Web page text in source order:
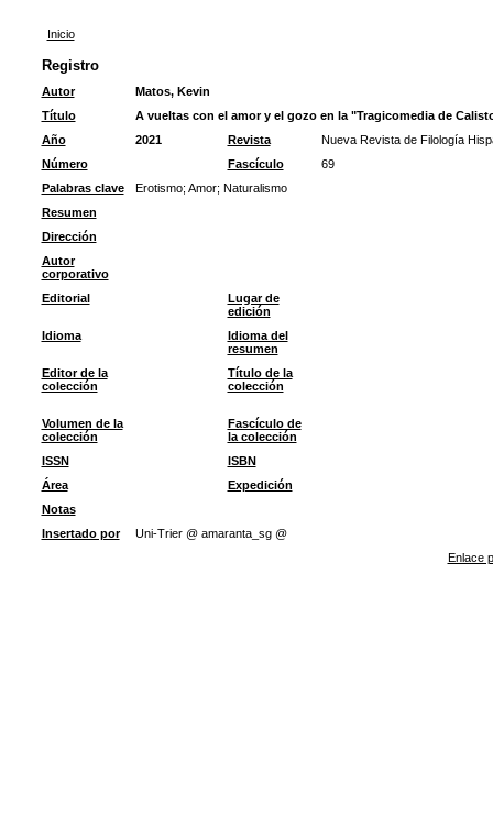
Inicio
Registro
Autor
Matos, Kevin
Título
A vueltas con el amor y el gozo en la "Tragicomedia de
Año
2021 Revista
Nueva Revista de Filología
Número
Fascículo
69
Palabras clave
Erotismo; Amor; Naturalismo
Resumen
Dirección
Autor
corporativo
Editorial
Lugar de
edición
Idioma
Idioma del
resumen
Editor de la
colección
Título de la
colección
Volumen de la
colección
Fascículo de
la colección
ISSN
ISBN
Área
Expedición
Notas
Insertado por
Uni-Trier @ amaranta_sg @
Enlace